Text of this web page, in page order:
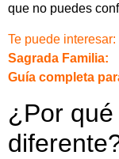
que no puedes
Te puede interesar:
Sagrada Familia:
Guía completa
¿Por